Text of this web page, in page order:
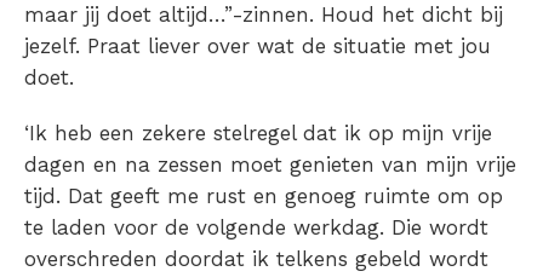
maar jij doet altijd…”-zinnen. Houd het dicht bij
jezelf. Praat liever over wat de situatie met jou
doet.
‘Ik heb een zekere stelregel dat ik op mijn vrije
dagen en na zessen moet genieten van mijn vrije
tijd. Dat geeft me rust en genoeg ruimte om op
te laden voor de volgende werkdag. Die wordt
overschreden doordat ik telkens gebeld wordt